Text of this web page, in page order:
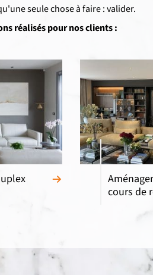
seule chose à faire : valider.
réalisés pour nos clients :
cours de